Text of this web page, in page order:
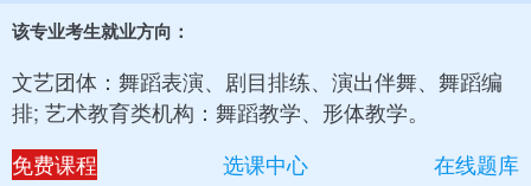
该专业考生就业方向：
文艺团体：舞蹈表演、剧目排练、演出伴舞、舞蹈编
排; 艺术教育类机构：舞蹈教学、形体教学。
免费课程
选课中心 在线题库